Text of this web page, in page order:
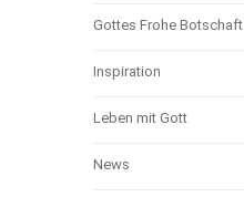
Gottes Frohe Botschaft
Inspiration
Leben mit Gott
News